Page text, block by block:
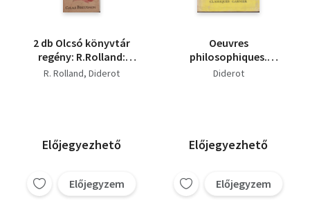
2 db Olcsó könyvtár
regény: R.Rolland:
Colas Breugnon,
R. Rolland Diderot
Előjegyezhető
Előjegyzem
Oeuvres
philosophiques.
Textes établis, avec
Diderot
Előjegyezhető
Előjegyzem